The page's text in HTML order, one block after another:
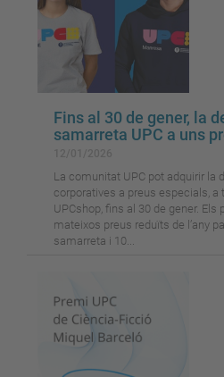
Fins al 30 de gener, la
samarreta UPC a uns
La comunitat UPC pot adquirir la
corporatives a preus especials, a
UPCshop, fins al 30 de gener.
mateixos preus reduïts de l’any
samarreta i 10...